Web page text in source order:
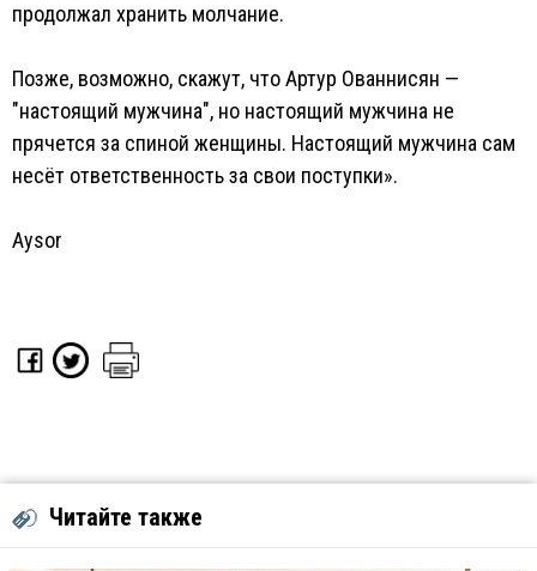
продолжал хранить молчание.
Позже, возможно, скажут, что Артур Ованнисян —
"настоящий мужчина", но настоящий мужчина не
прячется за спиной женщины. Настоящий мужчина сам
несёт ответственность за свои поступки».
Aysor
Читайте также